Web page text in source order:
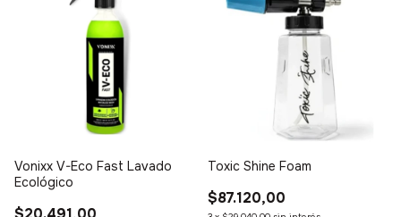
Vonixx V-Eco Fast Lavado
Ecológico
Toxic Shine Foam
$87.120,00